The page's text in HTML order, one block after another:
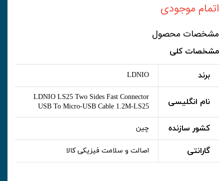
اتمام موجودی
مشخصات محصول
مشخصات کلی
برند LDNIO
نام انگلیسی
LDNIO LS25 Two Sides Fast Connector
USB To Micro-USB Cable 1.2M-LS25
کشور سازنده چین
گارانتی اصالت و سلامت فیزیکی کالا